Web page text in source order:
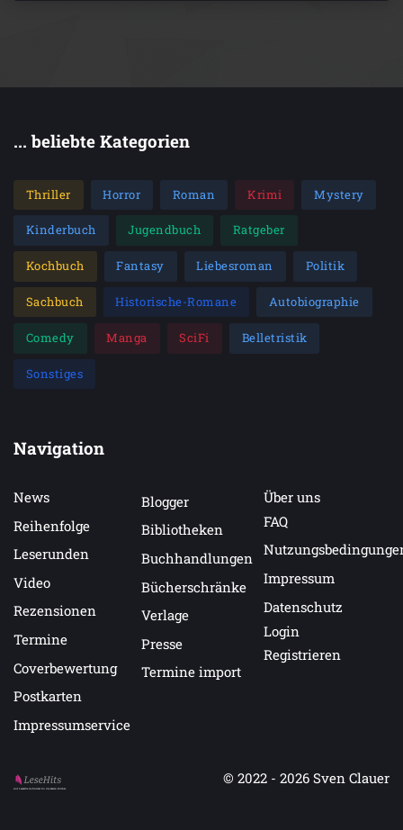
... beliebte Kategorien
Thriller Horror Roman Krimi Mystery
Kinderbuch Jugendbuch Ratgeber
Kochbuch Fantasy Liebesroman Politik
Sachbuch Historische-Romane Autobiographie
Comedy Manga SciFi Belletristik
Sonstiges
Navigation
News
Reihenfolge
Leserunden
Video
Rezensionen
Termine
Coverbewertung
Postkarten
Impressumservice
Blogger
Bibliotheken
Buchhandlungen
Bücherschränke
Verlage
Presse
Termine import
Über uns
FAQ
Impressum
Datenschutz
Login
Registrieren
Auf LeseHits.de findest Du die besten Bücher.
© 2022 - 2026 Sven Clauer